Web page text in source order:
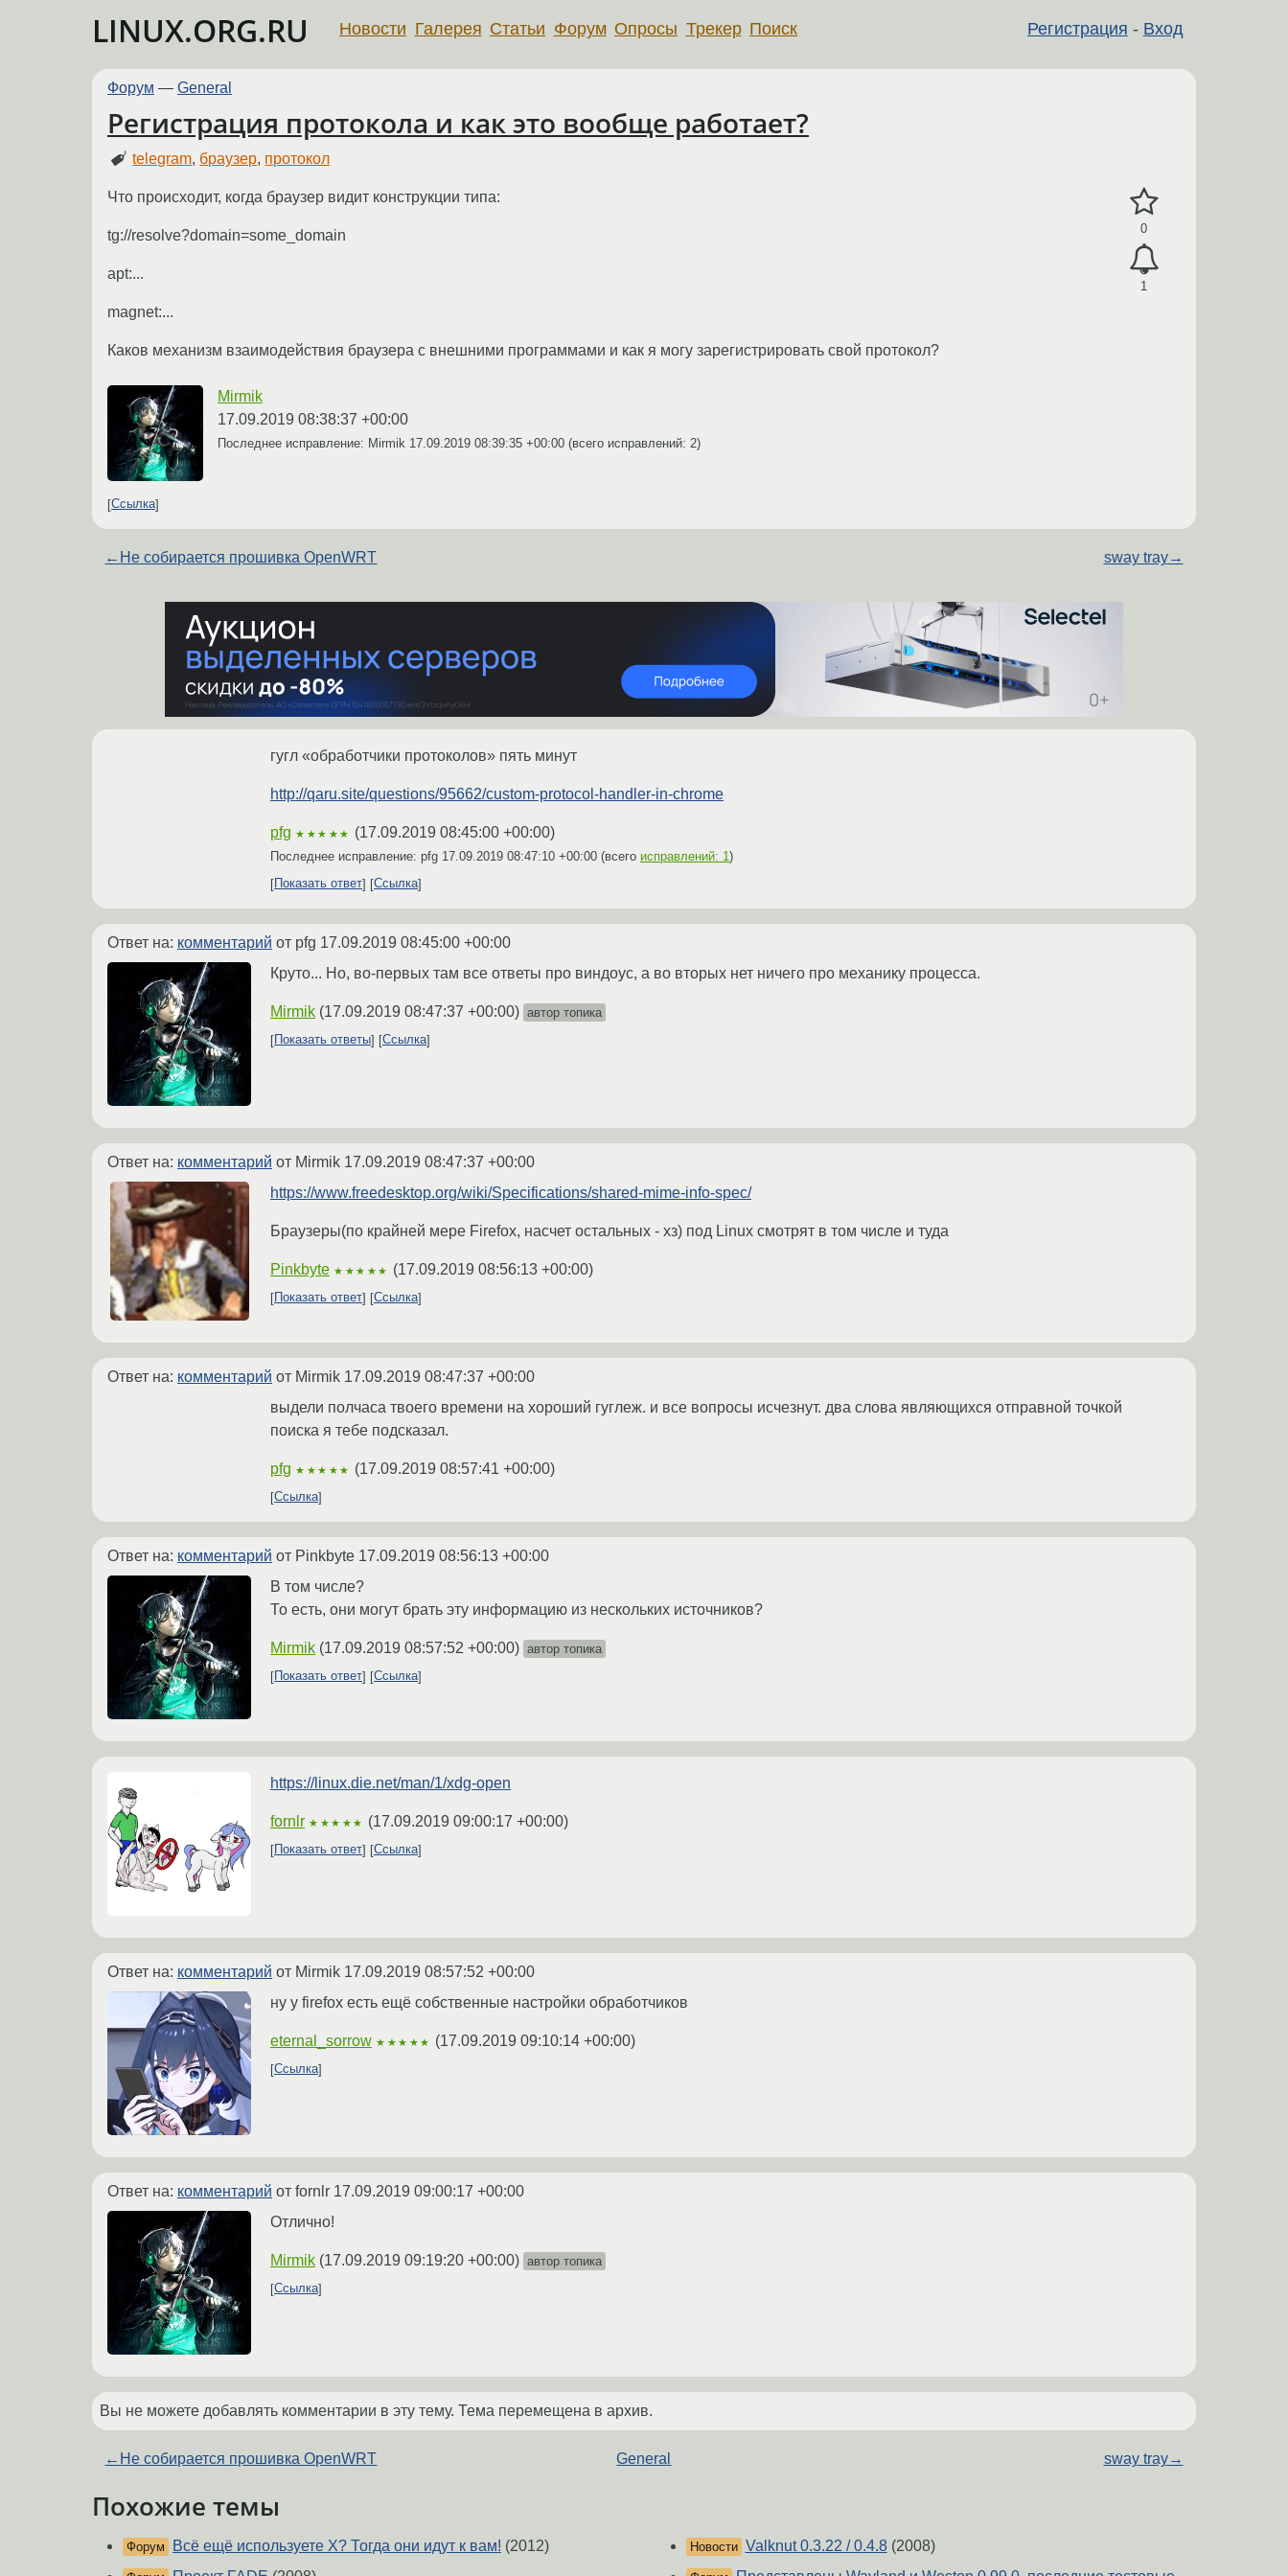
LINUX.ORG.RU Регистрация - Вход
Новости Галерея Статьи Форум Опросы Трекер Поиск
Форум — General
Регистрация протокола и как это вообще работает?
telegram, браузер, протокол
0
1
Что происходит, когда браузер видит конструкции типа:
tg://resolve?domain=some_domain
apt:...
magnet:...
Каков механизм взаимодействия браузера с внешними программами и как я могу зарегистрировать свой протокол?
Mirmik
17.09.2019 08:38:37 +00:00
Последнее исправление: Mirmik 17.09.2019 08:39:35 +00:00 (всего исправлений: 2)
Ссылка
← Не собирается прошивка OpenWRT sway tray→
гугл «обработчики протоколов» пять минут
http://qaru.site/questions/95662/custom-protocol-handler-in-chrome
pfg ★★★★★ (17.09.2019 08:45:00 +00:00)
Последнее исправление: pfg 17.09.2019 08:47:10 +00:00 (всего исправлений: 1 )
Показать ответ
Ссылка
Ответ на: комментарий от pfg 17.09.2019 08:45:00 +00:00
Круто... Но, во-первых там все ответы про виндоус, а во вторых нет ничего про механику процесса.
Mirmik (17.09.2019 08:47:37 +00:00) автор топика
Показать ответы
Ссылка
Ответ на: комментарий от Mirmik 17.09.2019 08:47:37 +00:00
https://www.freedesktop.org/wiki/Specifications/shared-mime-info-spec/
Браузеры(по крайней мере Firefox, насчет остальных - хз) под Linux смотрят в том числе и туда
Pinkbyte ★★★★★ (17.09.2019 08:56:13 +00:00)
Показать ответ Ссылка
Ответ на: комментарий от Mirmik 17.09.2019 08:47:37 +00:00
выдели полчаса твоего времени на хороший гуглеж. и все вопросы исчезнут. два слова являющихся отправной точкой
поиска я тебе подсказал.
pfg ★★★★★ (17.09.2019 08:57:41 +00:00)
Ссылка
Ответ на: комментарий от Pinkbyte 17.09.2019 08:56:13 +00:00
В том числе?
То есть, они могут брать эту информацию из нескольких источников?
Mirmik (17.09.2019 08:57:52 +00:00) автор топика
Показать ответ
Ссылка
https://linux.die.net/man/1/xdg-open
fornlr ★★★★★ (17.09.2019 09:00:17 +00:00)
Показать ответ Ссылка
Ответ на: комментарий от Mirmik 17.09.2019 08:57:52 +00:00
ну у firefox есть ещё собственные настройки обработчиков
eternal_sorrow ★★★★★ (17.09.2019 09:10:14 +00:00)
Ссылка
Ответ на: комментарий от fornlr 17.09.2019 09:00:17 +00:00
Отлично!
Mirmik (17.09.2019 09:19:20 +00:00) автор топика
Ссылка
Вы не можете добавлять комментарии в эту тему. Тема перемещена в архив.
← Не собирается прошивка OpenWRT General sway tray→
Похожие темы
Форум Всё ещё используете X? Тогда они идут к вам! (2012) Новости Valknut 0.3.22 / 0.4.8(2008)